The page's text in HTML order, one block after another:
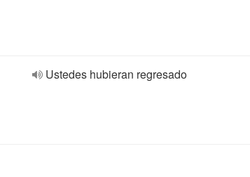
Ustedes hubieran regresado